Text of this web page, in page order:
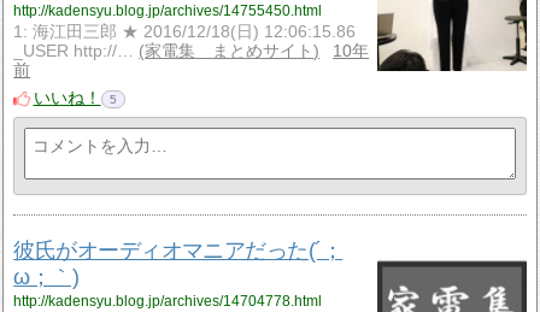
http://kadensyu.blog.jp/archives/14755450.html
1: 海江田三郎 ★ 2016/12/18(日) 12:06:15.86
_USER http://…
家電集 まとめサイト
10年
前
いいね！
5
彼氏がオーディオマニアだった(´；
ω；｀)
http://kadensyu.blog.jp/archives/14704778.html